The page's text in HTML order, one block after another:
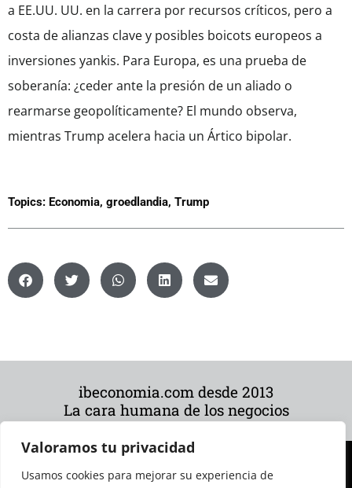
Valoramos tu privacidad
Usamos cookies para mejorar su experiencia de
a EE.UU. UU. en la carrera por recursos críticos, pero a
costa de alianzas clave y posibles boicots europeos a
inversiones yankis. Para Europa, es una prueba de
soberanía: ¿ceder ante la presión de un aliado o
rearmarse geopolíticamente? El mundo observa,
mientras Trump acelera hacia un Ártico bipolar.
Topics: Economia, groedlandia, Trump
ibeconomia.com desde 2013
La cara humana de los negocios